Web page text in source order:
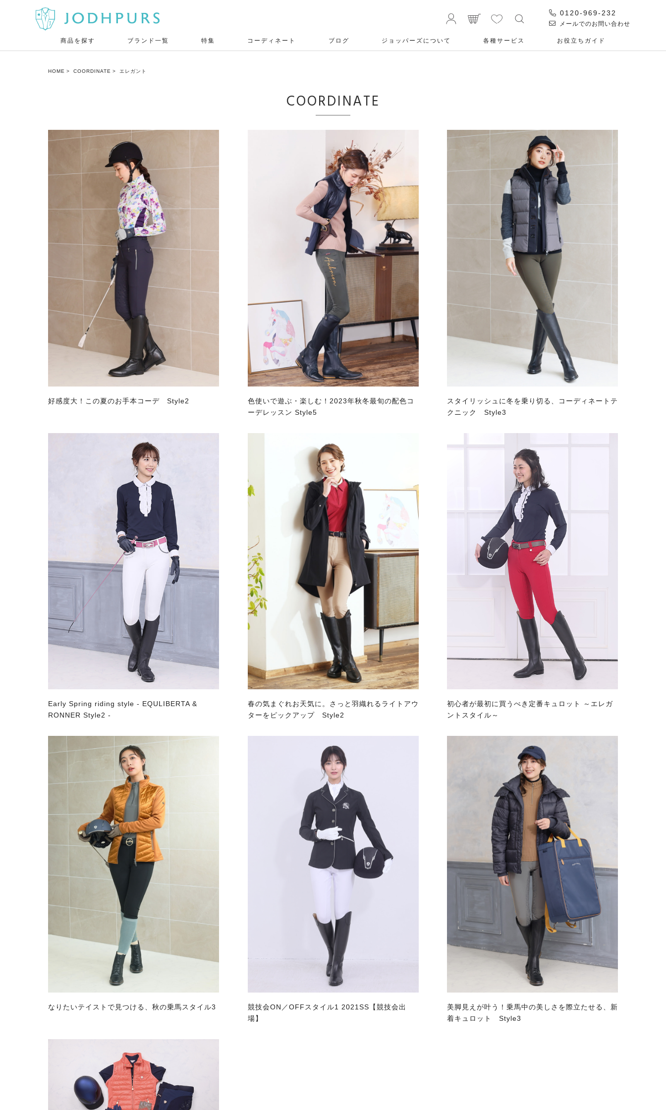
0120-969-232
メールでのお問い合わせ
商品を探す ブランド一覧 特集 コーディネート ブログ ジョッパーズについて 各種サービス お役⽴ちガイド
HOME COORDINATE エレガント
COORDINATE
好感度大！この夏のお手本コーデ Style2
色使いで遊ぶ・楽しむ！2023年秋冬最旬の配色コ
ーデレッスン Style5
スタイリッシュに冬を乗り切る、コーディネートテ
クニック Style3
Early Spring riding style - EQULIBERTA &
RONNER Style2 -
春の気まぐれお天気に。さっと羽織れるライトアウ
ターをピックアップ Style2
初心者が最初に買うべき定番キュロット ～エレガ
ントスタイル～
なりたいテイストで見つける、秋の乗馬スタイル3
競技会ON／OFFスタイル1 2021SS【競技会出
場】
美脚見えが叶う！乗馬中の美しさを際立たせる、新
着キュロット Style3